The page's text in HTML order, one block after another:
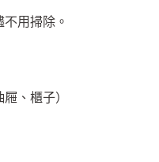
用掃除。
、櫃子）